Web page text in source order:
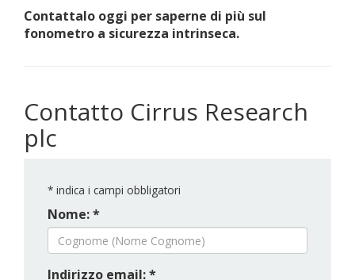
Contattalo oggi per saperne di più sul
fonometro a sicurezza intrinseca.
Contatto Cirrus Research
plc
* indica i campi obbligatori
Nome: *
Indirizzo email: *